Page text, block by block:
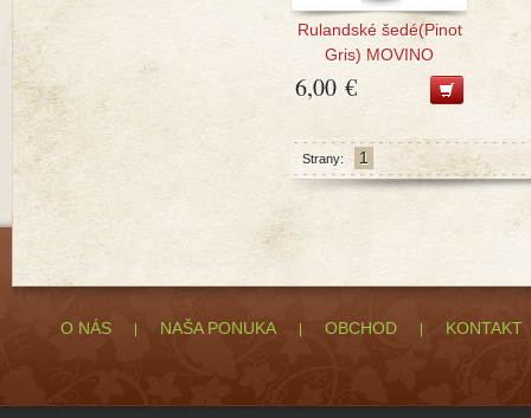
Rulandské šedé(Pinot
Gris) MOVINO
6,00 €
Strany: 1
O NÁS NAŠA PONUKA OBCHOD KONTAKT